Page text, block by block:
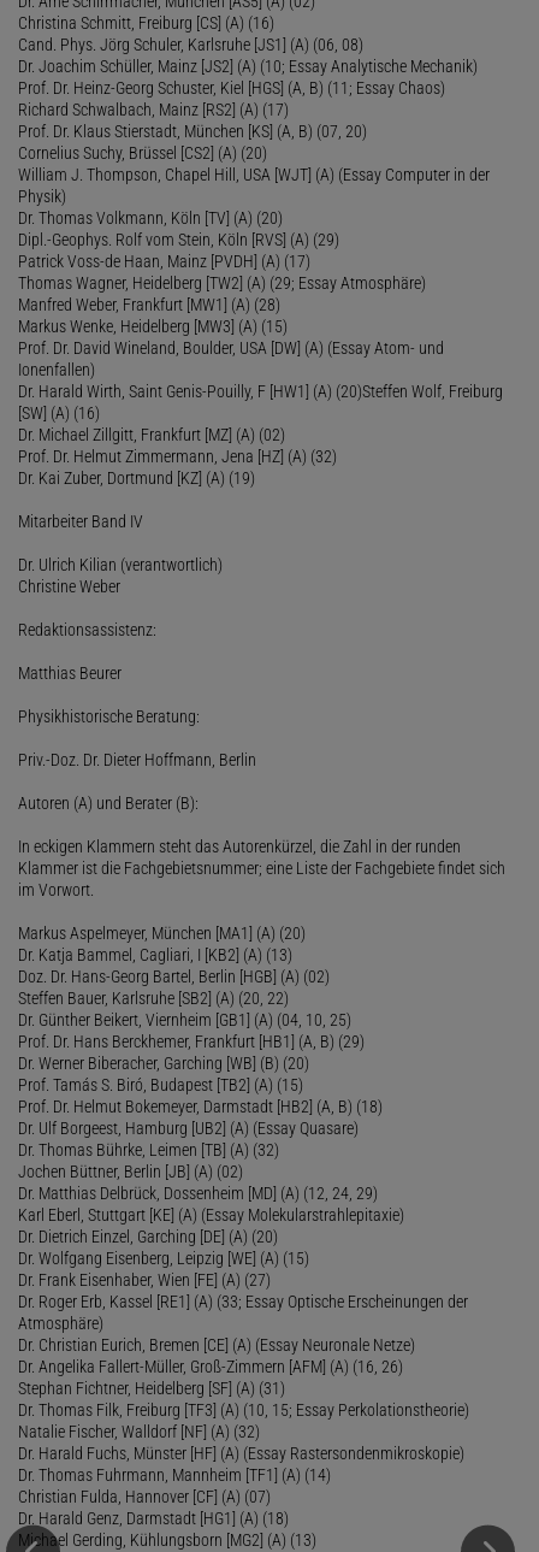
Christina Schmitt, Freiburg [CS] (A) (16)
Cand. Phys. Jörg Schuler, Karlsruhe [JS1] (A) (06, 08)
Dr. Joachim Schüller, Mainz [JS2] (A) (10; Essay Analytische Mechanik)
Prof. Dr. Heinz-Georg Schuster, Kiel [HGS] (A, B) (11; Essay Chaos)
Richard Schwalbach, Mainz [RS2] (A) (17)
Prof. Dr. Klaus Stierstadt, München [KS] (A, B) (07, 20)
Cornelius Suchy, Brüssel [CS2] (A) (20)
William J. Thompson, Chapel Hill, USA [WJT] (A) (Essay Computer in der
Physik)
Dr. Thomas Volkmann, Köln [TV] (A) (20)
Dipl.-Geophys. Rolf vom Stein, Köln [RVS] (A) (29)
Patrick Voss-de Haan, Mainz [PVDH] (A) (17)
Thomas Wagner, Heidelberg [TW2] (A) (29; Essay Atmosphäre)
Manfred Weber, Frankfurt [MW1] (A) (28)
Markus Wenke, Heidelberg [MW3] (A) (15)
Prof. Dr. David Wineland, Boulder, USA [DW] (A) (Essay Atom- und
Ionenfallen)
Dr. Harald Wirth, Saint Genis-Pouilly, F [HW1] (A) (20)Steffen Wolf, Freiburg
[SW] (A) (16)
Dr. Michael Zillgitt, Frankfurt [MZ] (A) (02)
Prof. Dr. Helmut Zimmermann, Jena [HZ] (A) (32)
Dr. Kai Zuber, Dortmund [KZ] (A) (19)
Mitarbeiter Band IV
Dr. Ulrich Kilian (verantwortlich)
Christine Weber
Redaktionsassistenz:
Matthias Beurer
Physikhistorische Beratung:
Priv.-Doz. Dr. Dieter Hoffmann, Berlin
Autoren (A) und Berater (B):
In eckigen Klammern steht das Autorenkürzel, die Zahl in der runden
Klammer ist die Fachgebietsnummer; eine Liste der Fachgebiete findet sich
im Vorwort.
Markus Aspelmeyer, München [MA1] (A) (20)
Dr. Katja Bammel, Cagliari, I [KB2] (A) (13)
Doz. Dr. Hans-Georg Bartel, Berlin [HGB] (A) (02)
Steffen Bauer, Karlsruhe [SB2] (A) (20, 22)
Dr. Günther Beikert, Viernheim [GB1] (A) (04, 10, 25)
Prof. Dr. Hans Berckhemer, Frankfurt [HB1] (A, B) (29)
Dr. Werner Biberacher, Garching [WB] (B) (20)
Prof. Tamás S. Biró, Budapest [TB2] (A) (15)
Prof. Dr. Helmut Bokemeyer, Darmstadt [HB2] (A, B) (18)
Dr. Ulf Borgeest, Hamburg [UB2] (A) (Essay Quasare)
Dr. Thomas Bührke, Leimen [TB] (A) (32)
Jochen Büttner, Berlin [JB] (A) (02)
Dr. Matthias Delbrück, Dossenheim [MD] (A) (12, 24, 29)
Karl Eberl, Stuttgart [KE] (A) (Essay Molekularstrahlepitaxie)
Dr. Dietrich Einzel, Garching [DE] (A) (20)
Dr. Wolfgang Eisenberg, Leipzig [WE] (A) (15)
Dr. Frank Eisenhaber, Wien [FE] (A) (27)
Dr. Roger Erb, Kassel [RE1] (A) (33; Essay Optische Erscheinungen der
Atmosphäre)
Dr. Christian Eurich, Bremen [CE] (A) (Essay Neuronale Netze)
Dr. Angelika Fallert-Müller, Groß-Zimmern [AFM] (A) (16, 26)
Stephan Fichtner, Heidelberg [SF] (A) (31)
Dr. Thomas Filk, Freiburg [TF3] (A) (10, 15; Essay Perkolationstheorie)
Natalie Fischer, Walldorf [NF] (A) (32)
Dr. Harald Fuchs, Münster [HF] (A) (Essay Rastersondenmikroskopie)
Dr. Thomas Fuhrmann, Mannheim [TF1] (A) (14)
Christian Fulda, Hannover [CF] (A) (07)
Dr. Harald Genz, Darmstadt [HG1] (A) (18)
Michael Gerding, Kühlungsborn [MG2] (A) (13)